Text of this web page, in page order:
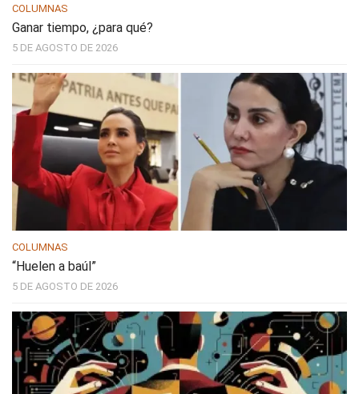
COLUMNAS
Ganar tiempo, ¿para qué?
5 DE AGOSTO DE 2026
COLUMNAS
“Huelen a baúl”
5 DE AGOSTO DE 2026